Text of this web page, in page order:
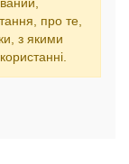
про те,
з якими